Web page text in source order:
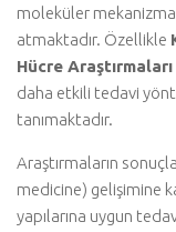
moleküler
atmaktadır. Özellikle
Hücre Araştırmaları
daha etkili tedavi
tanımaktadır.
Araştırmaların
medicine) gelişimine
yapılarına uygun